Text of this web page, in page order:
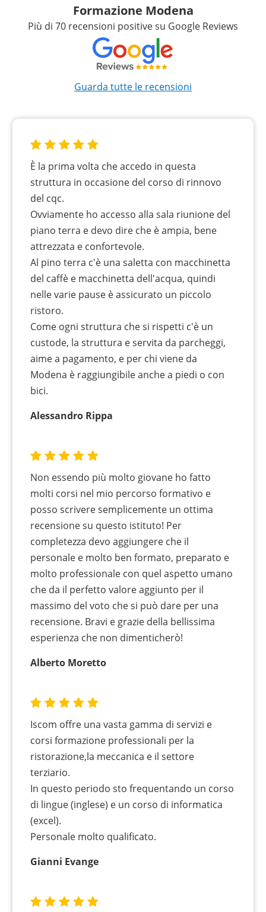
Formazione Modena
Più di 70 recensioni positive su Google Reviews
Guarda tutte le recensioni
È la prima volta che accedo in questa
struttura in occasione del corso di rinnovo
del cqc.
Ovviamente ho accesso alla sala riunione del
piano terra e devo dire che è ampia, bene
attrezzata e confortevole.
Al pino terra c'è una saletta con macchinetta
del caffè e macchinetta dell'acqua, quindi
nelle varie pause è assicurato un piccolo
ristoro.
Come ogni struttura che si rispetti c'è un
custode, la struttura e servita da parcheggi,
aime a pagamento, e per chi viene da
Modena è raggiungibile anche a piedi o con
bici.
Alessandro Rippa
Non essendo più molto giovane ho fatto
molti corsi nel mio percorso formativo e
posso scrivere semplicemente un ottima
recensione su questo istituto! Per
completezza devo aggiungere che il
personale e molto ben formato, preparato e
molto professionale con quel aspetto umano
che da il perfetto valore aggiunto per il
massimo del voto che si può dare per una
recensione. Bravi e grazie della bellissima
esperienza che non dimenticherò!
Alberto Moretto
Iscom offre una vasta gamma di servizi e
corsi formazione professionali per la
ristorazione,la meccanica e il settore
terziario.
In questo periodo sto frequentando un corso
di lingue (inglese) e un corso di informatica
(excel).
Personale molto qualificato.
Gianni Evange